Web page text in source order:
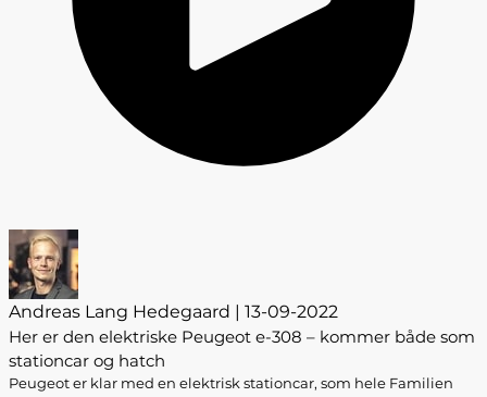
Andreas Lang Hedegaard | 13-09-2022
Her er den elektriske Peugeot e-308 – kommer både som
stationcar og hatch
Peugeot er klar med en elektrisk stationcar, som hele Familien